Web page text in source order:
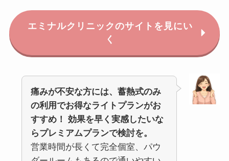
エミナルクリニックのサイトを見にい
く
痛みが不安な方には、蓄熱式のみ
の利用でお得なライトプランがお
すすめ！ 効果を早く実感したいな
らプレミアムプランで検討を。
営業時間が長くて完全個室、パウ